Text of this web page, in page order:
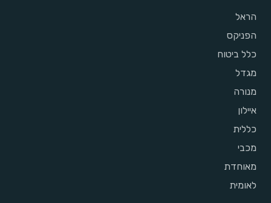
הראל
הפניקס
כלל ביטוח
מגדל
מנורה
איילון
כללית
מכבי
מאוחדת
לאומית